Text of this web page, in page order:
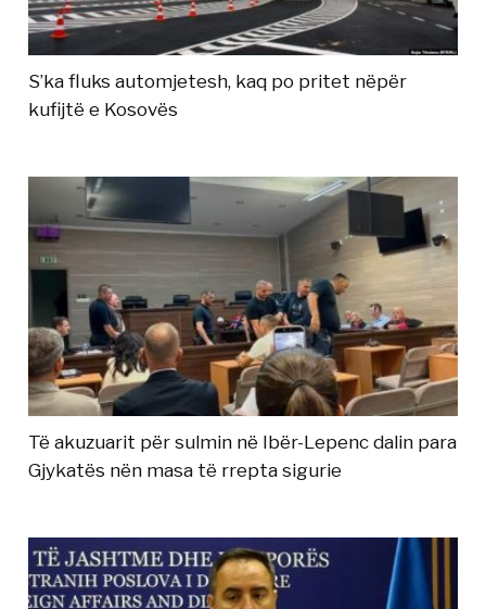
S’ka fluks automjetesh, kaq po pritet nëpër
kufijtë e Kosovës
Të akuzuarit për sulmin në Ibër-Lepenc dalin para
Gjykatës nën masa të rrepta sigurie